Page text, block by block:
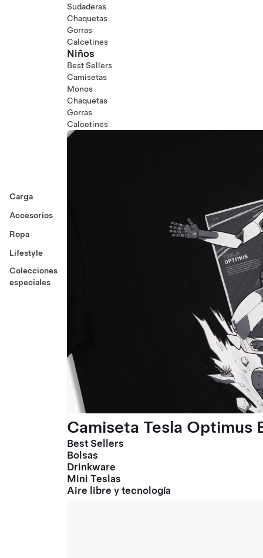
Carga
Accesorios
Ropa
Lifestyle
Colecciones
especiales
Sudaderas
Chaquetas
Gorras
Calcetines
Niños
Best Sellers
Camisetas
Monos
Chaquetas
Gorras
Calcetines
Camiseta Tesla Optimus
Best Sellers
Bolsas
Drinkware
Mini Teslas
Aire libre y tecnología